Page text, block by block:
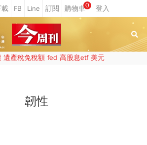
0
遺產稅免稅額 fed 高股息etf 美元
韌性